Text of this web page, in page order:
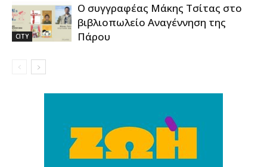
CITY
Ο συγγραφέας Μάκης Τσίτας στο
βιβλιοπωλείο Αναγέννηση της
Πάρου